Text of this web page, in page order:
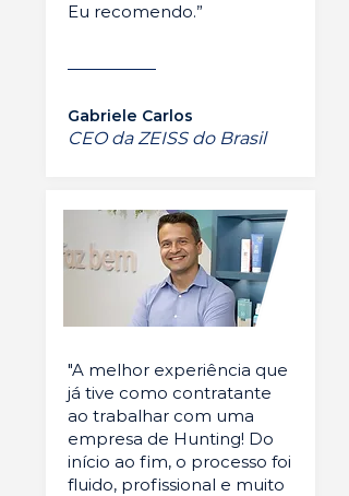
Eu recomendo.”
Gabriele Carlos
CEO da ZEISS do Brasil
"A melhor experiência que
já tive como contratante
ao trabalhar com uma
empresa de Hunting! Do
início ao fim, o processo foi
fluido, profissional e muito